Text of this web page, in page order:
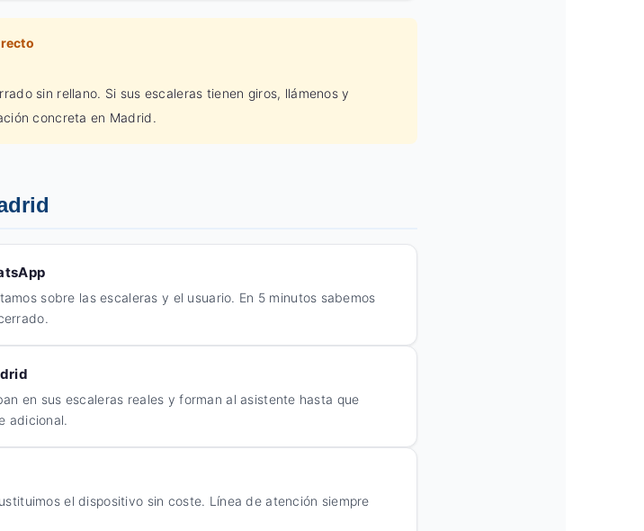
sin rellano. Si sus escaleras tienen giros, llámenos y
concreta en Madrid.
sobre las escaleras y el usuario. En 5 minutos sabemos
en sus escaleras reales y forman al asistente hasta que
adicional.
el dispositivo sin coste. Línea de atención siempre